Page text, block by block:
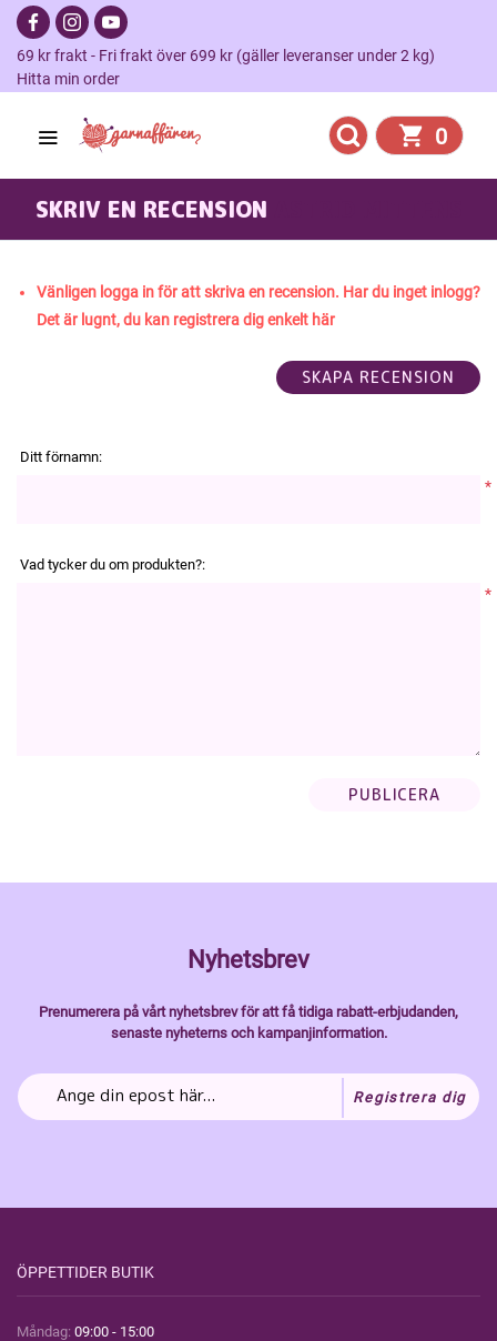
69 kr frakt - Fri frakt över 699 kr (gäller leveranser under 2 kg)
Hitta min order
0
SKRIV EN RECENSION
Vänligen logga in för att skriva en recension. Har du inget inlogg?
Det är lugnt, du kan registrera dig enkelt här
Ditt förnamn:
*
Vad tycker du om produkten?:
*
Nyhetsbrev
Prenumerera på vårt nyhetsbrev för att få tidiga rabatt-erbjudanden,
senaste nyheterns och kampanjinformation.
Registrera dig
ÖPPETTIDER BUTIK
Måndag: 09:00 - 15:00